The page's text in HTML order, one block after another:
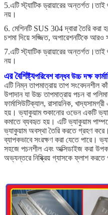
5.এটি স্ট্যাটিক ড্রায়ারের
নয়।
6. মেশিনটি SUS 304 দ্বারা তৈরি করা
চশমা দিয়ে সজ্জিত, অপারেশনটিকে
7.এটি স্ট্যাটিক ড্রায়ারের
নয়।
এর বৈশিষ্ট্যপরিবেশ বান্ধব উচ্চ দক্ষ
এটি নিম্ন তাপমাত্রায় তাপ
উপাদান যা উচ্চ তাপমাত্রায় পচন বা
ফার্মাসিউটিক্যাল, রাসায়নিক,
হয়। ভ্যাকুয়াম শুকানোর ওভেন একটি
কমাতে ব্যবহৃত হয়। এটি ভ্যাকুয়াম
ভ্যাকুয়াম অবস্থা তৈরি করতে গ্রহণ
ব্যাপকভাবে সংরক্ষণ করা যেতে পারে।
সহজে পচনশীল এবং অক্সিডাইজ করা
অভ্যন্তরে নিষ্ক্রিয় গ্যাসকে ফ্লাশ করতে